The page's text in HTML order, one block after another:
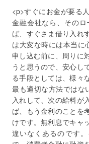
<p>すぐにお金が要る
金融会社なら、その
ば、すぐさま借り入れ
は大変な時には本当に
申し込む前に、周りに
うと思うので、安心し
る手段としては、様々
最も適切な方法ではな
入れして、次の給料が
ば、もう金利のことを
けです。無利息でキャ
違いなくあるのです